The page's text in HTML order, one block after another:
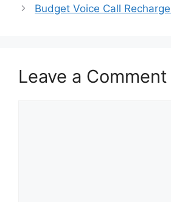
Budget Voice Call
Leave a Comment